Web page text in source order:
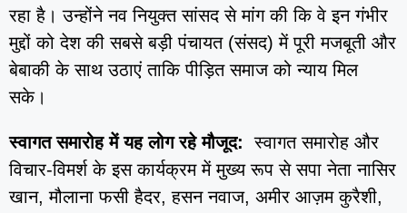
रहा है। उन्होंने नव नियुक्त सांसद से मांग की कि वे इन गंभीर
मुद्दों को देश की सबसे बड़ी पंचायत (संसद) में पूरी मजबूती और
बेबाकी के साथ उठाएं ताकि पीड़ित समाज को न्याय मिल
सके।
स्वागत समारोह में यह लोग रहे मौजूद: स्वागत समारोह और
विचार-विमर्श के इस कार्यक्रम में मुख्य रूप से सपा नेता नासिर
खान, मौलाना फसी हैदर, हसन नवाज, अमीर आज़म कुरैशी,